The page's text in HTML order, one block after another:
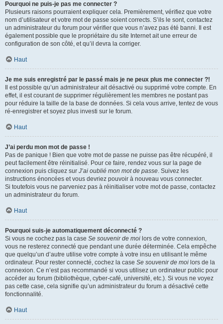
Pourquoi ne puis-je pas me connecter ?
Plusieurs raisons pourraient expliquer cela. Premièrement, vérifiez que votre
nom d’utilisateur et votre mot de passe soient corrects. S’ils le sont, contactez
un administrateur du forum pour vérifier que vous n’avez pas été banni. Il est
également possible que le propriétaire du site Internet ait une erreur de
configuration de son côté, et qu’il devra la corriger.
Haut
Je me suis enregistré par le passé mais je ne peux plus me connecter ?!
Il est possible qu’un administrateur ait désactivé ou supprimé votre compte. En
effet, il est courant de supprimer régulièrement les membres ne postant pas
pour réduire la taille de la base de données. Si cela vous arrive, tentez de vous
ré-enregistrer et soyez plus investi sur le forum.
Haut
J’ai perdu mon mot de passe !
Pas de panique ! Bien que votre mot de passe ne puisse pas être récupéré, il
peut facilement être réinitialisé. Pour ce faire, rendez vous sur la page de
connexion puis cliquez sur J’ai oublié mon mot de passe. Suivez les
instructions énoncées et vous devriez pouvoir à nouveau vous connecter.
Si toutefois vous ne parveniez pas à réinitialiser votre mot de passe, contactez
un administrateur du forum.
Haut
Pourquoi suis-je automatiquement déconnecté ?
Si vous ne cochez pas la case Se souvenir de moi lors de votre connexion,
vous ne resterez connecté que pendant une durée déterminée. Cela empêche
que quelqu’un d’autre utilise votre compte à votre insu en utilisant le même
ordinateur. Pour rester connecté, cochez la case Se souvenir de moi lors de la
connexion. Ce n’est pas recommandé si vous utilisez un ordinateur public pour
accéder au forum (bibliothèque, cyber-café, université, etc.). Si vous ne voyez
pas cette case, cela signifie qu’un administrateur du forum a désactivé cette
fonctionnalité.
Haut